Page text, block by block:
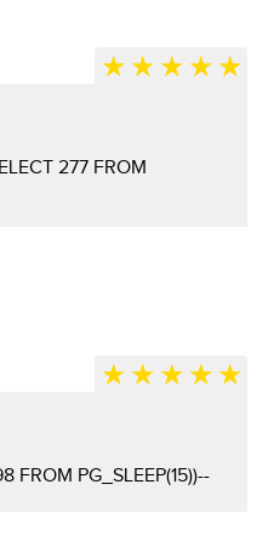
277 FROM
FROM PG_SLEEP(15))--